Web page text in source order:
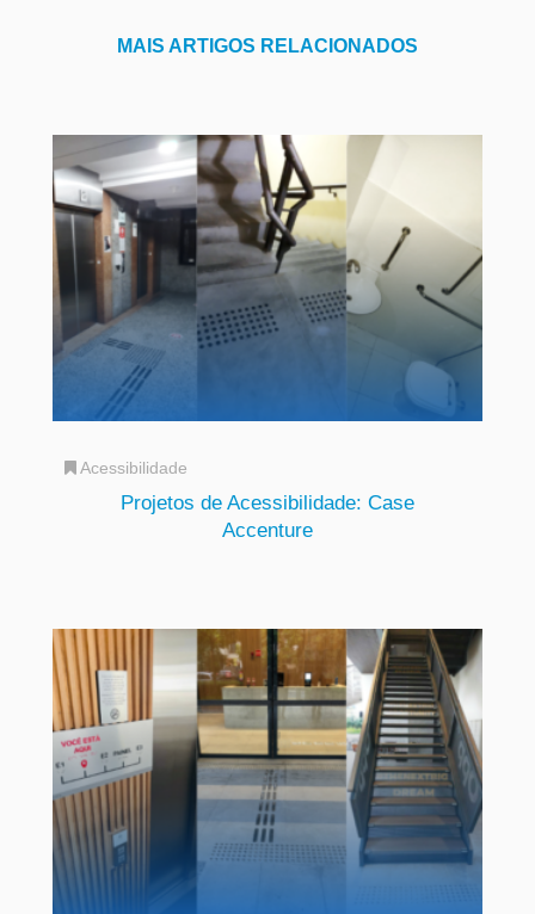
MAIS ARTIGOS RELACIONADOS
Acessibilidade
Projetos de Acessibilidade: Case
Accenture